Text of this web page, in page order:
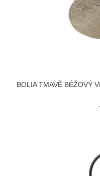
BOLIA TMAVĚ BÉŽOVÝ